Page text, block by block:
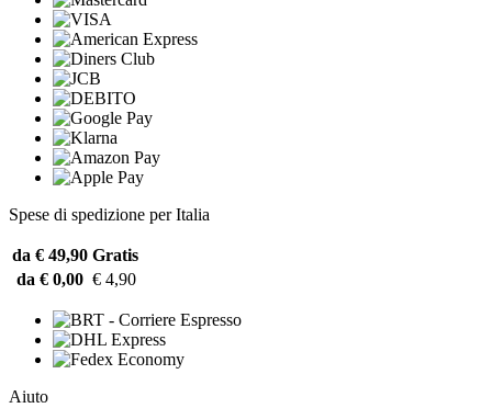
Spese di spedizione per Italia
da € 49,90 Gratis
da € 0,00 € 4,90
Aiuto